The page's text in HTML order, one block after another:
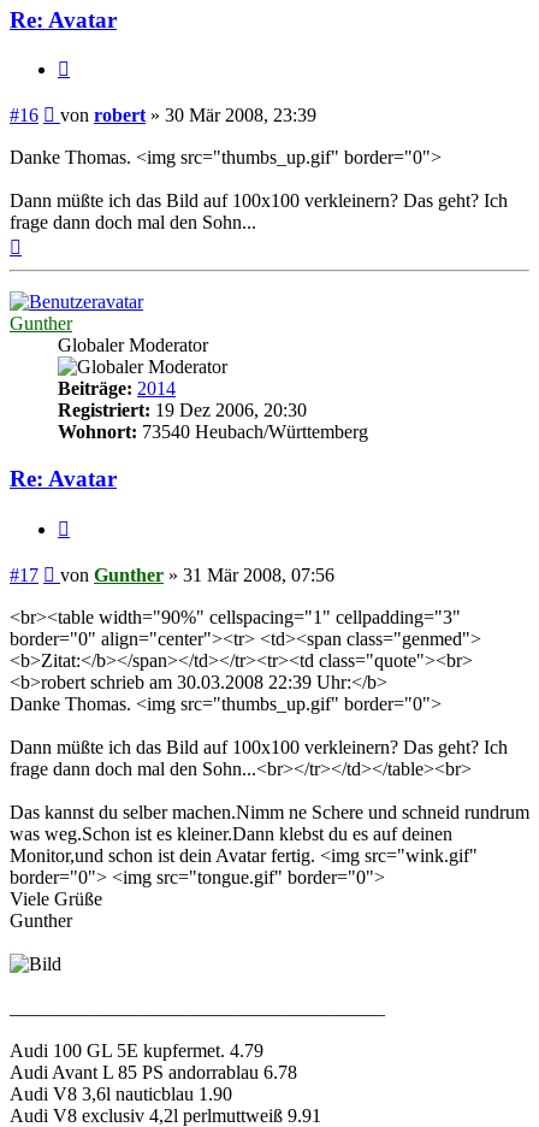
Re: Avatar
#16 Beitrag
von robert » 30 Mär 2008, 23:39
Danke Thomas. <img src="thumbs_up.gif" border="0">
Dann müßte ich das Bild auf 100x100 verkleinern? Das geht? Ich
frage dann doch mal den Sohn...
Gunther
Globaler Moderator
Beiträge: 2014
Registriert: 19 Dez 2006, 20:30
Wohnort: 73540 Heubach/Württemberg
Re: Avatar
#17 Beitrag
von Gunther » 31 Mär 2008, 07:56
<br><table width="90%" cellspacing="1" cellpadding="3"
border="0" align="center"><tr> <td><span class="genmed">
<b>Zitat:</b></span></td></tr><tr><td class="quote"><br>
<b>robert schrieb am 30.03.2008 22:39 Uhr:</b>
Danke Thomas. <img src="thumbs_up.gif" border="0">
Dann müßte ich das Bild auf 100x100 verkleinern? Das geht? Ich
frage dann doch mal den Sohn...<br></tr></td></table><br>
Das kannst du selber machen.Nimm ne Schere und schneid rundrum
was weg.Schon ist es kleiner.Dann klebst du es auf deinen
Monitor,und schon ist dein Avatar fertig. <img src="wink.gif"
border="0"> <img src="tongue.gif" border="0">
Viele Grüße
Gunther
Audi 100 GL 5E kupfermet. 4.79
Audi Avant L 85 PS andorrablau 6.78
Audi V8 3,6l nauticblau 1.90
Audi V8 exclusiv 4,2l perlmuttweiß 9.91